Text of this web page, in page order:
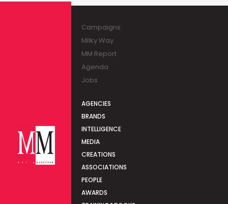
Campaigns
Milky Way
MM Report
Agenda
Jobs
AGENCIES
BRANDS
INTELLIGENCE
MEDIA
CREATIONS
ASSOCIATIONS
PEOPLE
AWARDS